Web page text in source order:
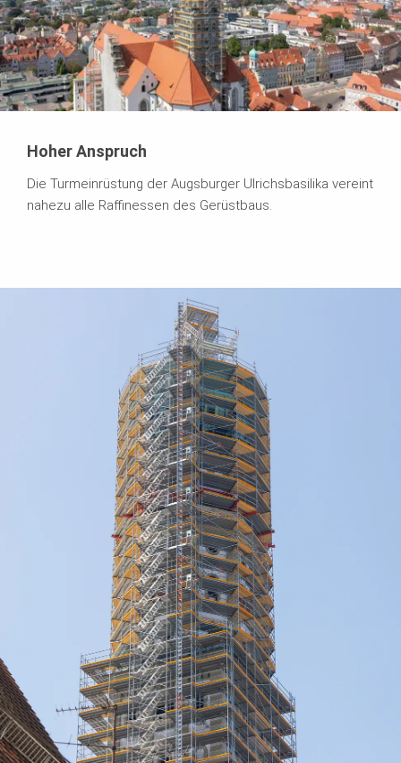
Hoher Anspruch
Die Turmeinrüstung der Augsburger Ulrichsbasilika vereint
nahezu alle Raffinessen des Gerüstbaus.